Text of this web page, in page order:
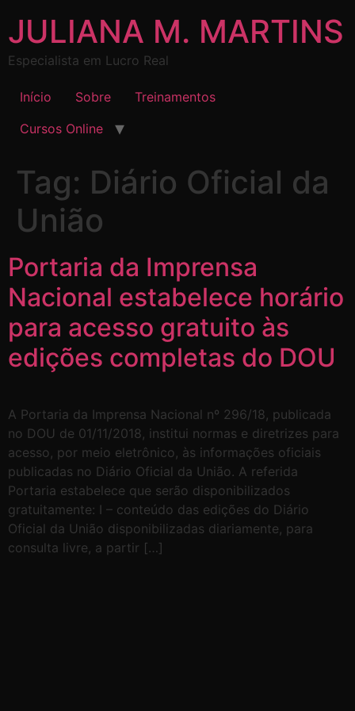
JULIANA M. MARTINS
Especialista em Lucro Real
Início Sobre
Treinamentos
Cursos Online
Tag: Diário Oficial da
União
Portaria da Imprensa
Nacional estabelece horário
para acesso gratuito às
edições completas do DOU
A Portaria da Imprensa Nacional nº 296/18, publicada
no DOU de 01/11/2018, institui normas e diretrizes para
acesso, por meio eletrônico, às informações oficiais
publicadas no Diário Oficial da União. A referida
Portaria estabelece que serão disponibilizados
gratuitamente: I – conteúdo das edições do Diário
Oficial da União disponibilizadas diariamente, para
consulta livre, a partir […]